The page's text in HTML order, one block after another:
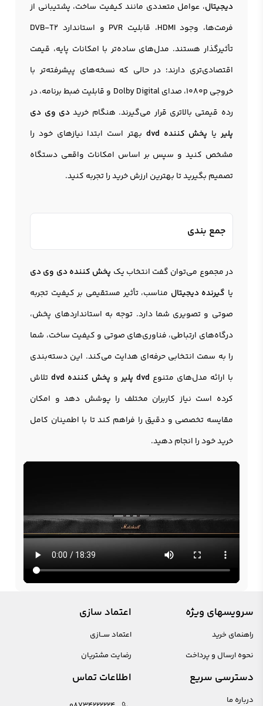
دیجیتال، عوامل متعددی مانند کیفیت ساخت، پشتیبانی از
فرمت‌ها، وجود HDMI، قابلیت PVR و استاندارد DVB-T2
تأثیرگذار هستند. مدل‌های ساده‌تر با امکانات پایه، قیمت
اقتصادی‌تری دارند؛ در حالی که نسخه‌های پیشرفته‌تر با
خروجی 1080p، صدای Dolby Digital و قابلیت ضبط برنامه، در
رده قیمتی بالاتری قرار می‌گیرند. هنگام خریددی وی دی
پلیریا پخش کننده dvd
بهتر است ابتدا نیازهای خود را
مشخص کنید و سپس بر اساس امکانات واقعی دستگاه
تصمیم بگیرید تا بهترین ارزش خرید را تجربه کنید.
جمع بندی
در مجموع می‌توان گفت انتخاب یک پخش کننده دی وی دی
یا گیرنده دیجیتال مناسب، تأثیر مستقیمی بر کیفیت تجربه
صوتی و تصویری شما دارد. توجه به استانداردهای پخش،
درگاه‌های ارتباطی، فناوری‌های صوتی و کیفیت ساخت، شما
را به سمت انتخابی حرفه‌ای هدایت می‌کند. این دسته‌بندی
با ارائه مدل‌های متنوع dvd پلیر و پخش کننده dvd
تلاش
کرده است نیاز کاربران مختلف را پوشش دهد و امکان
مقایسه تخصصی و دقیق را فراهم کند تا با اطمینان کامل
خرید خود را انجام دهید.
سرویسهای ویژه
راهنمای خرید
نحوه ارسال و پرداخت
اعتماد سازی
اعتماد ســازی
رضایت مشتریان
دسترسی سریع
درباره ما
اطلاعات تماس